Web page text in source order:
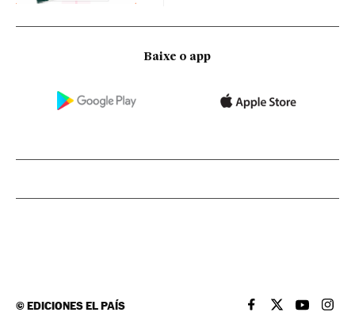
Baixe o app
©EDICIONES EL PAÍS EL PAÍS BRASIL EN
EL PAÍSEL PAÍS
EL